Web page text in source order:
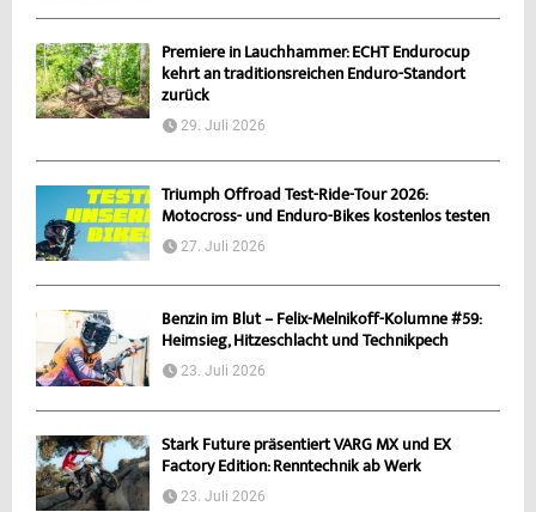
Premiere in Lauchhammer: ECHT Endurocup
kehrt an traditionsreichen Enduro-Standort
zurück
29. Juli 2026
Triumph Offroad Test-Ride-Tour 2026:
Motocross- und Enduro-Bikes kostenlos testen
27. Juli 2026
Benzin im Blut – Felix-Melnikoff-Kolumne #59:
Heimsieg, Hitzeschlacht und Technikpech
23. Juli 2026
Stark Future präsentiert VARG MX und EX
Factory Edition: Renntechnik ab Werk
23. Juli 2026